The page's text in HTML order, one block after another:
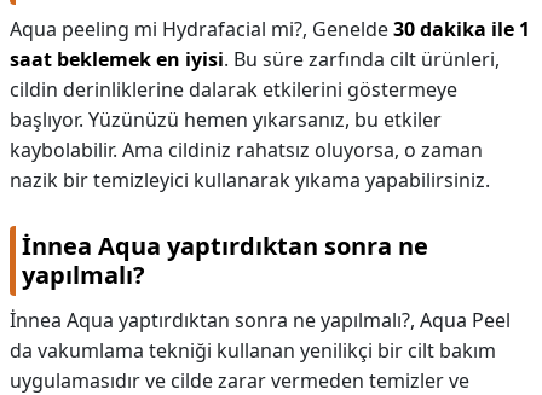
Aqua peeling mi Hydrafacial mi?, Genelde30 dakika ile 1
saat beklemek en iyisi. Bu süre zarfında cilt ürünleri,
cildin derinliklerine dalarak etkilerini göstermeye
başlıyor. Yüzünüzü hemen yıkarsanız, bu etkiler
kaybolabilir. Ama cildiniz rahatsız oluyorsa, o zaman
nazik bir temizleyici kullanarak yıkama yapabilirsiniz.
İnnea Aqua yaptırdıktan sonra ne
yapılmalı?
İnnea Aqua yaptırdıktan sonra ne yapılmalı?, Aqua Peel
da vakumlama tekniği kullanan yenilikçi bir cilt bakım
uygulamasıdır ve cilde zarar vermeden temizler ve